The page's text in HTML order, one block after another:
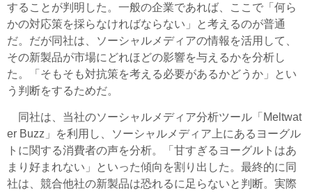
することが判明した。一般の企業であれば、ここで「何ら
かの対応策を採らなければならない」と考えるのが普通
だ。だが同社は、ソーシャルメディアの情報を活用して、
その新製品が市場にどれほどの影響を与えるかを分析し
た。「そもそも対抗策を考える必要があるかどうか」とい
う判断をするためだ。
同社は、当社のソーシャルメディア分析ツール「Meltwat
er Buzz」を利用し、ソーシャルメディア上にあるヨーグル
トに関する消費者の声を分析。「甘すぎるヨーグルトはあ
まり好まれない」といった傾向を割り出した。最終的に同
社は、競合他社の新製品は恐れるに足らないと判断。実際